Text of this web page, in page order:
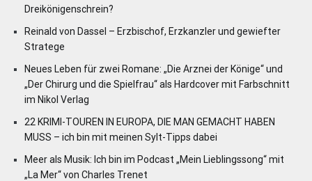
Dreikönigenschrein?
Reinald von Dassel – Erzbischof, Erzkanzler und gewiefter
Stratege
Neues Leben für zwei Romane: „Die Arznei der Könige“ und
„Der Chirurg und die Spielfrau“ als Hardcover mit Farbschnitt
im Nikol Verlag
22 KRIMI-TOUREN IN EUROPA, DIE MAN GEMACHT HABEN
MUSS – ich bin mit meinen Sylt-Tipps dabei
Meer als Musik: Ich bin im Podcast „Mein Lieblingssong“ mit
„La Mer“ von Charles Trenet